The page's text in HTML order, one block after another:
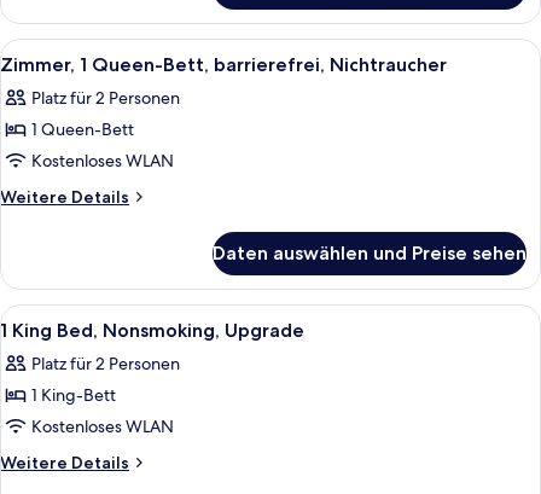
2 Doppelbetten,
barrierefrei,
Nichtraucher
Alle
Fotos
für
Zimmer,
1
Queen-
Nichtraucher
anzeigen
Ein Hotelzimmer mit einem großen
6
Zimmer, 1 Queen-Bett, barrierefrei, Nichtraucher
Platz für 2 Personen
1 Queen-Bett
Kostenloses WLAN
Weitere Details
Weitere
1
Queen-
Bett,
barrierefrei,
Nichtraucher
Daten auswählen und Preise sehen
Alle
Fotos
für
1
King
Bed,
Ein Hotelzimmer mit einem großen
9
1 King Bed, Nonsmoking, Upgrade
Platz für 2 Personen
1 King-Bett
Kostenloses WLAN
Weitere Details
Weitere